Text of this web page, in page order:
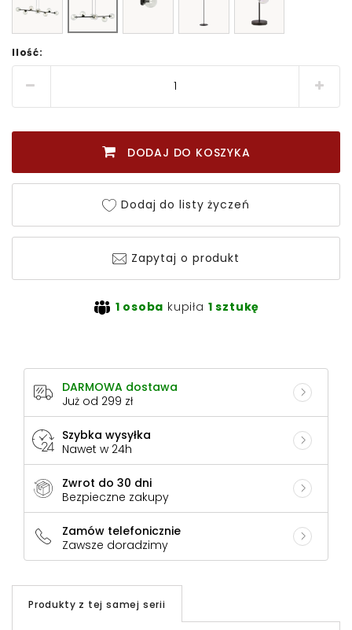
Ilość:
DODAJ DO KOSZYKA
Dodaj do listy życzeń
Zapytaj o produkt
1 osoba kupiła 1 sztukę
DARMOWA dostawa
Już od 299 zł
Szybka wysyłka
Nawet w 24h
Zwrot do 30 dni
Bezpieczne zakupy
Zamów telefonicznie
Zawsze doradzimy
Produkty z tej samej serii